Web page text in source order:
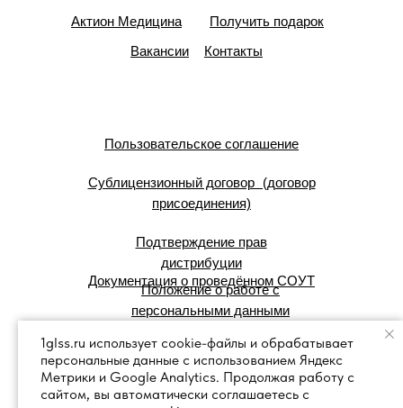
Актион Медицина
Получить подарок
Вакансии
Контакты
Пользовательское соглашение
Сублицензионный договор (договор
присоединения)
Подтверждение прав
дистрибуции
Документация о проведённом СОУТ
Положение о работе с
персональными данными
© 2007 — 2025 г. Система Сервис:
справочные правовые системы.
1glss.ru использует cookie-файлы и обрабатывает
персональные данные с использованием Яндекс
Метрики и Google Analytics. Продолжая работу с
сайтом, вы автоматически соглашаетесь с